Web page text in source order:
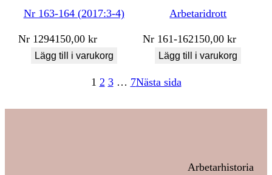
Nr 163-164 (2017:3-4)
Nr 1294150,00kr
Lägg till i varukorg
Arbetaridrott
Nr 161-162150,00kr
Lägg till i varukorg
1 2 3 … 7Nästa sida
Arbetarhistoria